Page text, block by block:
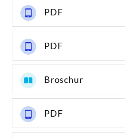
PDF
PDF
Broschur
PDF